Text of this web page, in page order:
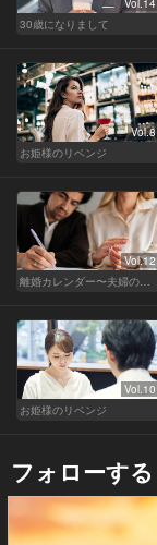
30歳になりまして
Vol.8
お姫様のリベンジ
Vol.12
Vol.10
お姫様のリベンジ
フォローする